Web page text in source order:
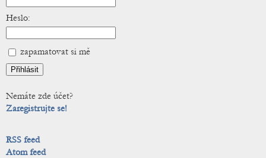
Heslo:
zapamatovat si mě
Nemáte zde účet?
Zaregistrujte se!
RSS feed
Atom feed